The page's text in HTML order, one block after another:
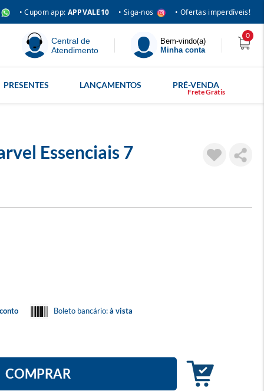
• Cupom app: APPVALE10 • Siga-nos • Ofertas imperdíveis!
Central de
Atendimento
Bem-vindo(a)
Minha conta
0
PRESENTES LANÇAMENTOS PRÉ-VENDA
Essenciais 7
Boleto bancário:à vista
COMPRAR